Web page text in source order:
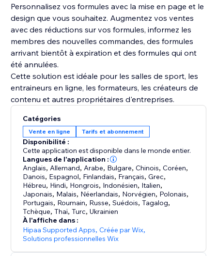
Personnalisez vos formules avec la mise en page et le
design que vous souhaitez. Augmentez vos ventes
avec des réductions sur vos formules, informez les
membres des nouvelles commandes, des formules
arrivant bientôt à expiration et des formules qui ont
été annulées.
Cette solution est idéale pour les salles de sport, les
entraineurs en ligne, les formateurs, les créateurs de
Catégories
Vente en ligne Tarifs et abonnement
Disponibilité :
Cette application est disponible dans le monde entier.
Langues de l'application :
Anglais, Allemand, Arabe, Bulgare,Chinois,Coréen,
Danois, Espagnol, Finlandais, Français,Grec,
Hébreu, Hindi, Hongrois, Indonésien, Italien,
Japonais, Malais, Néerlandais, Norvégien, Polonais,
Portugais, Roumain, Russe,Suédois,Tagalog,
Tchèque,Thaï,Turc,Ukrainien
À l'affiche dans :
Hipaa Supported Apps,Créée par Wix,
Solutions professionnelles Wix